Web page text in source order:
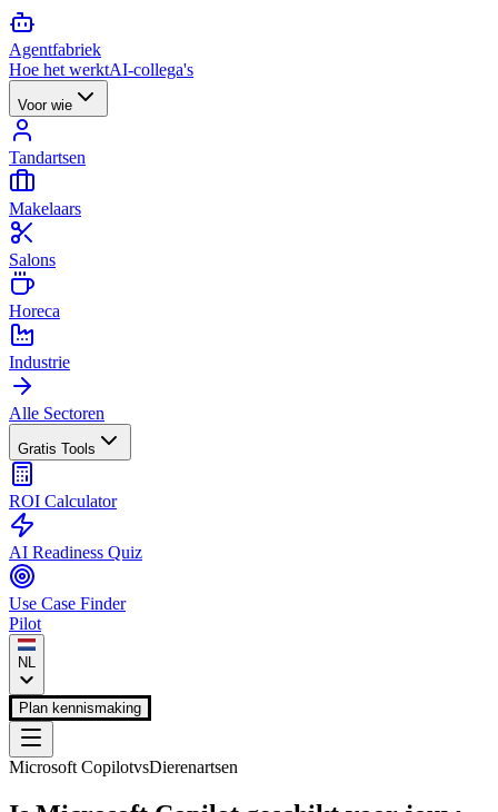
Agentfabriek
Hoe het werktAI-collega's
Voor wie
Tandartsen
Makelaars
Salons
Horeca
Industrie
Alle Sectoren
Gratis Tools
ROI Calculator
AI Readiness Quiz
Use Case Finder
Pilot
NL
Plan kennismaking
Microsoft CopilotvsDierenartsen